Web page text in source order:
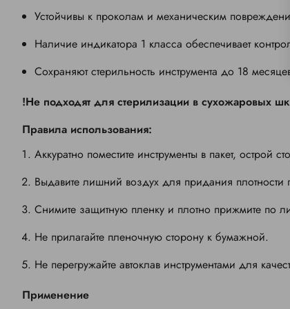
Устойчивы к проколам и механическим
Наличие индикатора 1 класса обеспечивает
Сохраняют стерильность инструмента до 18
!Не подходят для стерилизации в сухожаровых
Правила использования:
Аккуратно поместите инструменты в пакет, острой
Выдавите лишний воздух для придания плотности
Снимите защитную пленку и плотно прижмите по
Не прилагайте пленочную сторону к бумажной.
Не перегружайте автоклав инструментами для
Применение